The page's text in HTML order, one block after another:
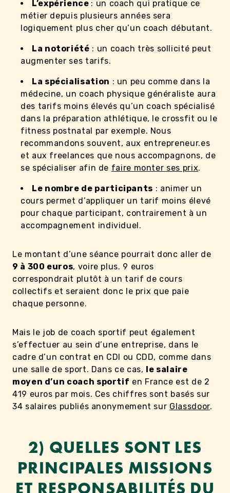
L’expérience : un coach qui pratique ce
métier depuis plusieurs années sera
logiquement plus cher qu’un coach débutant.
La notoriété : un coach très sollicité peut
augmenter ses tarifs.
La spécialisation : un peu comme dans la
médecine, un coach physique généraliste aura
des tarifs moins élevés qu’un coach spécialisé
dans la préparation athlétique, le crossfit ou le
fitness postnatal par exemple. Nous
recommandons souvent, aux entrepreneur.es
et aux freelances que nous accompagnons, de
se spécialiser afin de faire monter ses prix.
Le nombre de participants : animer un
cours permet d’appliquer un tarif moins élevé
pour chaque participant, contrairement à un
accompagnement individuel.
Le montant d’une séance pourrait donc aller de
9 à 300 euros, voire plus. 9 euros
correspondrait plutôt à un tarif de cours
collectifs et seraient donc le prix que paie
chaque personne.
Mais le job de coach sportif peut également
s’effectuer au sein d’une entreprise, dans le
cadre d’un contrat en CDI ou CDD, comme dans
une salle de sport. Dans ce cas, le salaire
moyen d’un coach sportif en France est de 2
419 euros par mois. Ces chiffres sont basés sur
34 salaires publiés anonymement sur Glassdoor.
2) QUELLES SONT LES
PRINCIPALES MISSIONS
ET RESPONSABILITÉS DU